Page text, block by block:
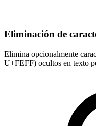
Eliminación de
Elimina opcionalmente
U+FEFF) ocultos en texto